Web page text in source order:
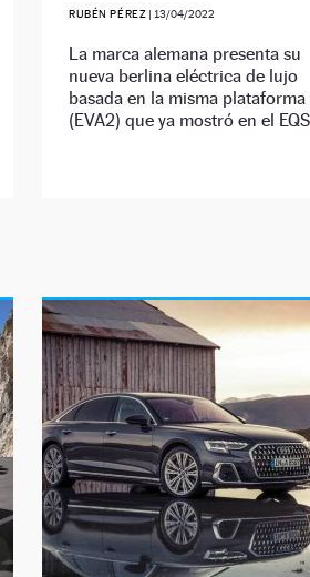
RUBÉN PÉREZ | 13/04/2022
La marca alemana presenta su
nueva berlina eléctrica de lujo
basada en la misma plataforma
(EVA2) que ya mostró en el